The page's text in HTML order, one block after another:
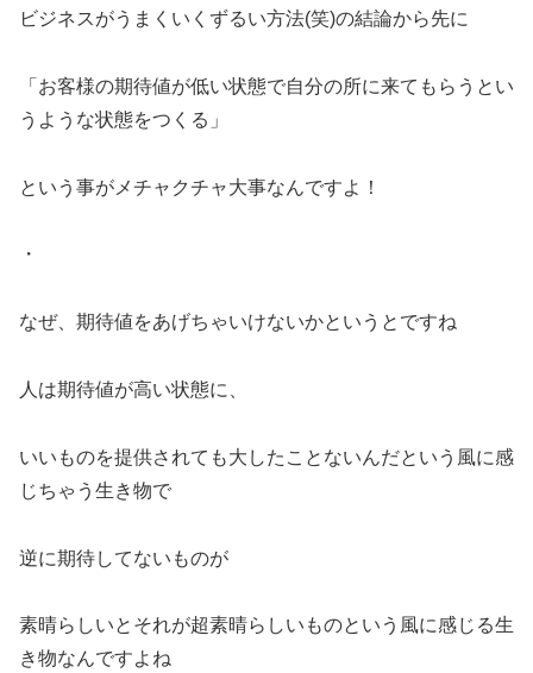
ビジネスがうまくいくずるい方法(笑)の結論から先に
「お客様の期待値が低い状態で自分の所に来てもらうとい
うような状態をつくる」
という事がメチャクチャ大事なんですよ！
・
なぜ、期待値をあげちゃいけないかというとですね
人は期待値が高い状態に、
いいものを提供されても大したことないんだという風に感
じちゃう生き物で
逆に期待してないものが
素晴らしいとそれが超素晴らしいものという風に感じる生
き物なんですよね